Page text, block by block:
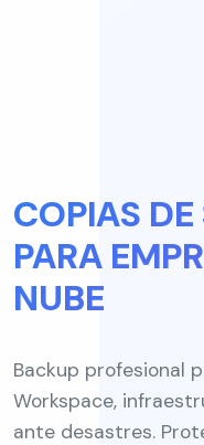
COPIAS
PARA
NUBE
Backup profesional
Workspace,
ante desastres.